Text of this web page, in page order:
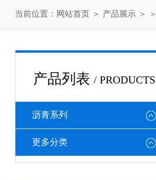
当前位置： 网站首页 ＞ 产品展示 ＞ ＞
产品列表 / PRODUCTS
沥青系列
更多分类